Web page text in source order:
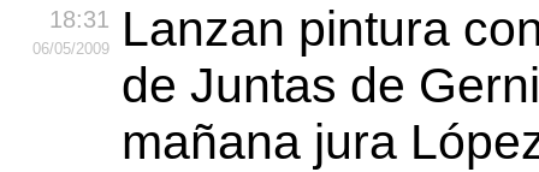
18:31
06/05/2009
Lanzan pintura
de Juntas de
mañana jura